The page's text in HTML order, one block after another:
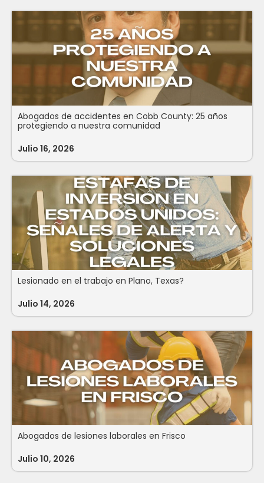
Abogados de accidentes en Cobb County: 25 años
protegiendo a nuestra comunidad
Julio 16, 2026
Lesionado en el trabajo en Plano, Texas?
Julio 14, 2026
Abogados de lesiones laborales en Frisco
Julio 10, 2026